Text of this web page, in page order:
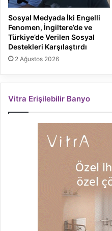
Sosyal Medyada İki Engelli
Fenomen, İngiltere’de ve
Türkiye’de Verilen Sosyal
Destekleri Karşılaştırdı
2 Ağustos 2026
Vitra Erişilebilir Banyo